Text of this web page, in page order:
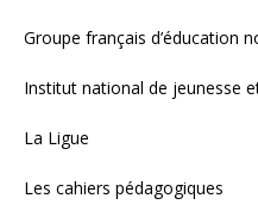
Groupe français d’éducation
Institut national de jeunesse
La Ligue
Les cahiers pédagogiques